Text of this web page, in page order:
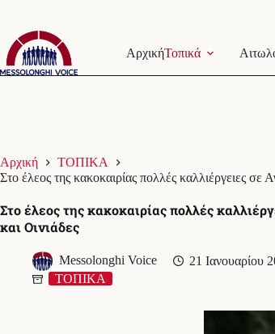
Μετάβαση
στο
περιεχόμενο
ΑρχικήΤοπικά
Αρχική
ΤΟΠΙΚΑ
Στο έλεος της κακοκαιρίας πολλές καλλιέργειες σε
Στο έλεος της κακοκαιρίας πολλές
και Οινιάδες
Messolonghi Voice 21 Ιανουαρίου
ΤΟΠΙΚΑ